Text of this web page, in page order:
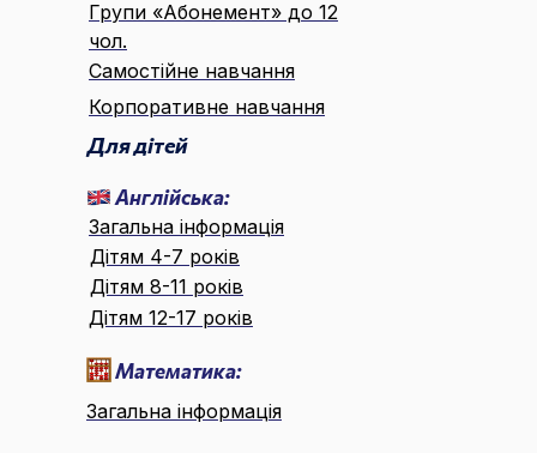
Для дітей
Англійська:
Математика:
Групи «Абонемент» до 12
чол.
Самостійне навчання
Корпоративне навчання
Загальна інформація
Дітям 4-7 років
Дітям 8-11 років
Дітям 12-17 років
Загальна інформація